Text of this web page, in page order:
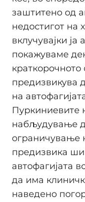
заштитено од
недостигот на
вклучувајки ја
покажуваме
предизвикува
на
Пуркиниевите
набљудување
ограничување
предизвика
автофагијата
да има
наведено